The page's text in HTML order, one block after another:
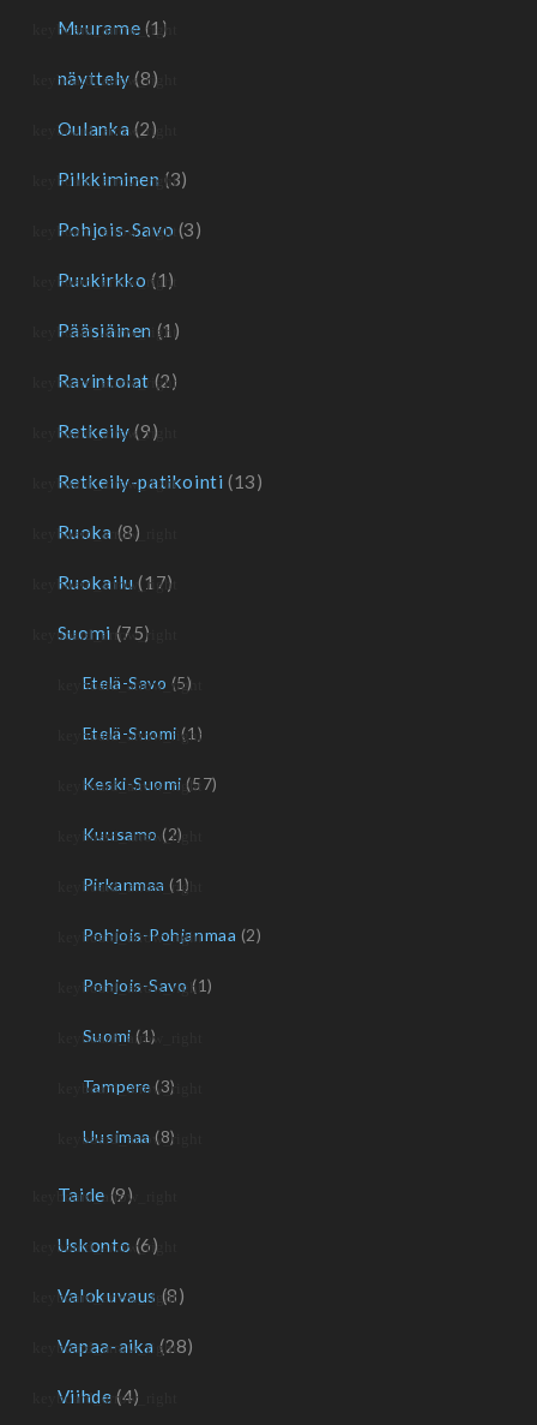
Muurame (1)
näyttely (8)
Oulanka (2)
Pilkkiminen (3)
Pohjois-Savo (3)
Puukirkko (1)
Pääsiäinen (1)
Ravintolat (2)
Retkeily (9)
Retkeily-patikointi (13)
Ruoka (8)
Ruokailu (17)
Suomi (75)
Etelä-Savo (5)
Etelä-Suomi (1)
Keski-Suomi (57)
Kuusamo (2)
Pirkanmaa (1)
Pohjois-Pohjanmaa (2)
Pohjois-Savo (1)
Suomi (1)
Tampere (3)
Uusimaa (8)
Taide (9)
Uskonto (6)
Valokuvaus (8)
Vapaa-aika (28)
Viihde (4)